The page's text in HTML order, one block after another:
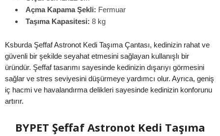
Açma Kapama Şekli: Fermuar
Taşıma Kapasitesi: 8 kg
Ksburda Şeffaf Astronot Kedi Taşıma Çantası, kedinizin rahat ve
güvenli bir şekilde seyahat etmesini sağlayan kullanışlı bir
üründür. Şeffaf tasarımı sayesinde kedinizin dışarıyı görmesini
sağlar ve stres seviyesini düşürmeye yardımcı olur. Ayrıca, geniş
iç hacmi ve havalandırma delikleri sayesinde kedinizin konforunu
artırır.
BYPET Şeffaf Astronot Kedi Taşıma